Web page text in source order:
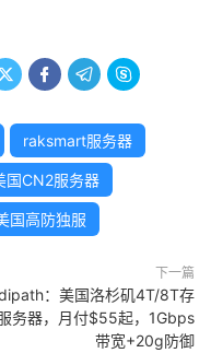
  
raksmart服务器
国CN2服务器
国高防独服
下一篇
：美国洛杉矶4T/8T存
务器，月付$55起，1Gbps
带宽+20g防御